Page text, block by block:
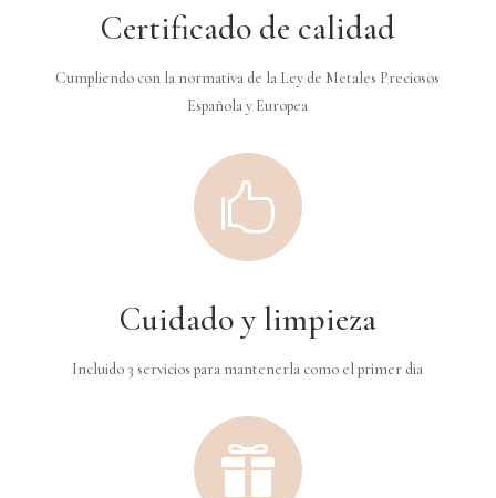
Certificado de calidad
Cumpliendo con la normativa de la Ley de Metales Preciosos
Española y Europea

Cuidado y limpieza
Incluido 3 servicios para mantenerla como el primer dia
